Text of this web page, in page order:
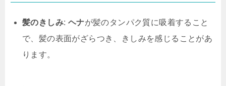
髪のきしみ: ヘナが髪のタンパク質に吸着すること
で、髪の表面がざらつき、きしみを感じることがあ
ります。